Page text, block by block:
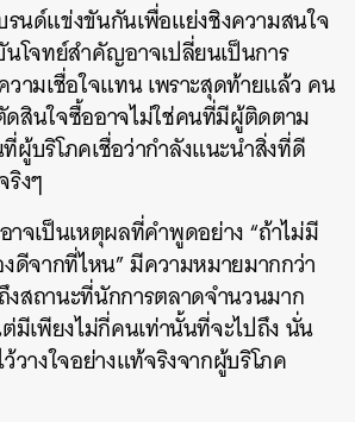
นด์แข่งขันกันเพื่อแย่งชิงความสนใจ
โจทย์สำคัญอาจเปลี่ยนเป็นการ
ามเชื่อใจแทน เพราะสุดท้ายแล้ว คน
สินใจซื้ออาจไม่ใช่คนที่มีผู้ติดตาม
บริโภคเชื่อว่ากำลังแนะนำสิ่งที่ดี
งๆ
จเป็นเหตุผลที่คำพูดอย่าง “ถ้าไม่มี
ดีจากที่ไหน” มีความหมายมากกว่า
สถานะที่นักการตลาดจำนวนมาก
มีเพียงไม่กี่คนเท่านั้นที่จะไปถึง นั่น
วางใจอย่างแท้จริงจากผู้บริโภค